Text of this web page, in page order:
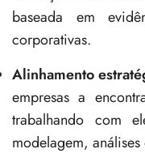
baseada em
corporativas.
Alinhamento
empresas a
trabalhando com
modelagem,